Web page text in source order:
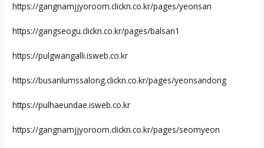
https://gangnamjjyoroom.clickn.co.kr/pages/yeonsan
https://gangseogu.clickn.co.kr/pages/balsan1
https://pulgwangalli.isweb.co.kr
https://busanlumssalong.clickn.co.kr/pages/yeonsandong
https://pulhaeundae.isweb.co.kr
https://gangnamjjyoroom.clickn.co.kr/pages/seomyeon